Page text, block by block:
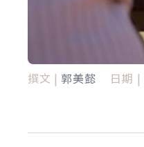
撰文 | 郭美懿 日期 |